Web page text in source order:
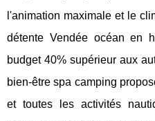
l'animation maximale et le
détente Vendée océan en
budget 40% supérieur aux
bien-être spa camping
et toutes les activités